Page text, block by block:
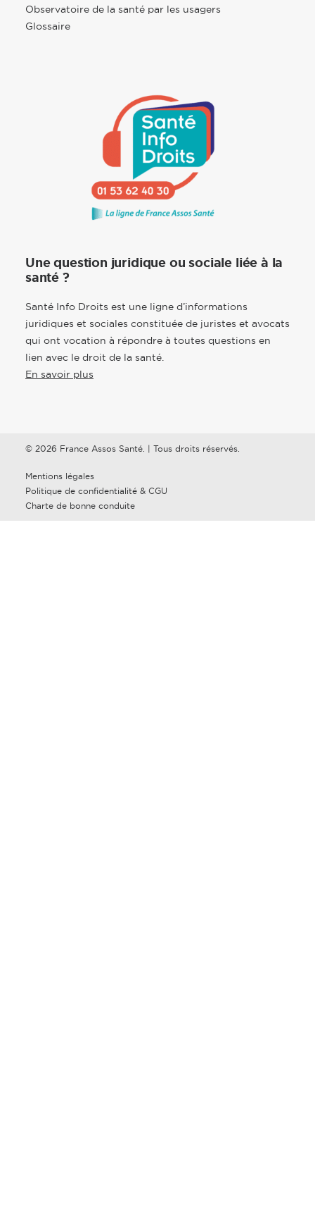
Observatoire de la santé par les usagers
Glossaire
Une question juridique ou sociale liée à la
santé ?
Santé Info Droits est une ligne d’informations
juridiques et sociales constituée de juristes et avocats
qui ont vocation à répondre à toutes questions en
lien avec le droit de la santé.
En savoir plus
© 2026 France Assos Santé. | Tous droits réservés.
Mentions légales
Politique de confidentialité & CGU
Charte de bonne conduite